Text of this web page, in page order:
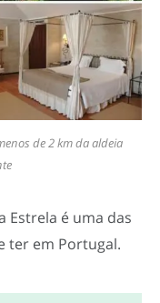
de 2 km da aldeia
Estrela é uma das
ter em Portugal.